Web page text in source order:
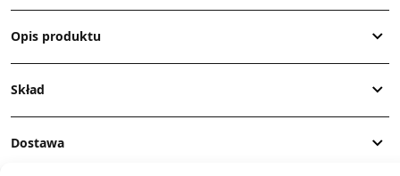
Opis produktu
Skład
Dostawa